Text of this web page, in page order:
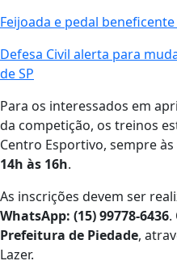
Feijoada e pedal
Defesa Civil alerta para
de SP
Para os interessados em
da competição, os treinos
Centro Esportivo, sempre às
14h às 16h.
As inscrições devem ser
WhatsApp: (15) 99778-6436.
Prefeitura de Piedade,
Lazer.